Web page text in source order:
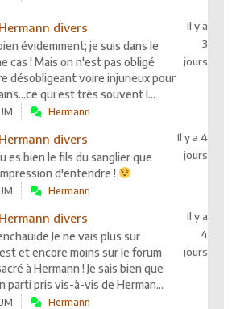
divers
évidemment; je suis dans le
cas ! Mais on n'est pas obligé
désobligeant voire injurieux pour
qui est très souvent l...
Il y a
3
jours
Hermann
divers
es bien le fils du sanglier que
d'entendre !
Il y a 4
jours
Hermann
divers
Je ne vais plus sur
et encore moins sur le forum
à Hermann ! Je sais bien que
parti pris vis-à-vis de Herman...
Il y a
4
jours
Hermann